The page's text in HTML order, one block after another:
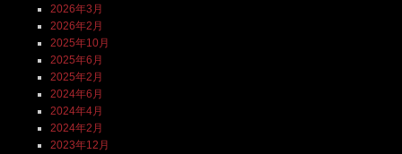
2026年3月
2026年2月
2025年10月
2025年6月
2025年2月
2024年6月
2024年4月
2024年2月
2023年12月